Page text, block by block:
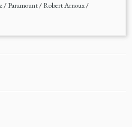
/Paramount/Robert Arnoux/